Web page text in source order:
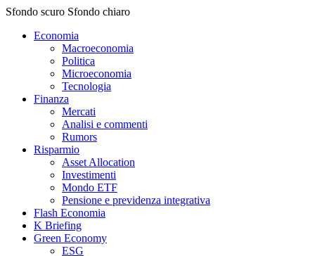
Sfondo scuro Sfondo chiaro
Economia
Macroeconomia
Politica
Microeconomia
Tecnologia
Finanza
Mercati
Analisi e commenti
Rumors
Risparmio
Asset Allocation
Investimenti
Mondo ETF
Pensione e previdenza integrativa
Flash Economia
K Briefing
Green Economy
ESG